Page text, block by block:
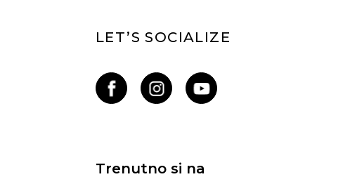
LET’S SOCIALIZE
Trenutno si na